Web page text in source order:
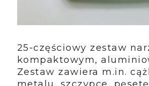
25-częściowy zestaw
kompaktowym,
Zestaw zawiera m.in.